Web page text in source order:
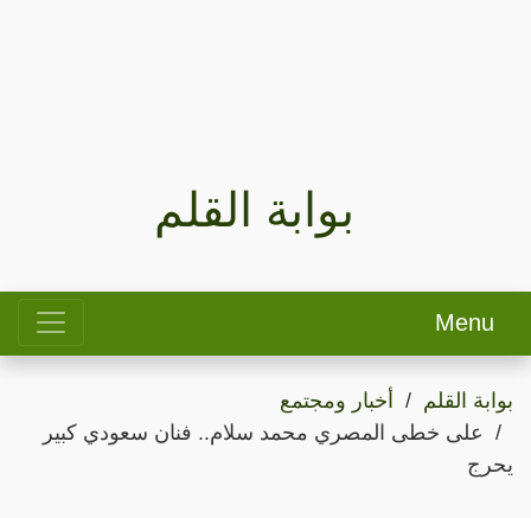
بوابة القلم
Menu
بوابة القلم
أخبار ومجتمع
على خطى المصري محمد سلام.. فنان سعودي كبير
يحرج